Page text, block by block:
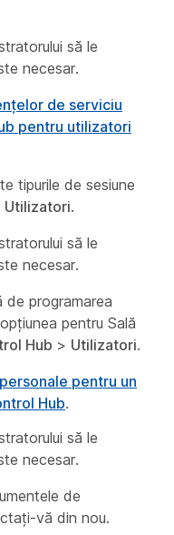
să le
necesar.
de serviciu
pentru utilizatori
tipurile de sesiune
Utilizatori.
să le
necesar.
de programarea
pentru Sală
Hub > Utilizatori.
pentru un
Hub.
să le
necesar.
de
vă din nou.